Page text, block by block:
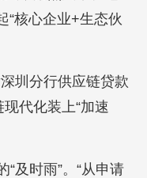
“核心企业+生态伙
圳分行供应链贷款
代化装上“加速
及时雨”。“从申请